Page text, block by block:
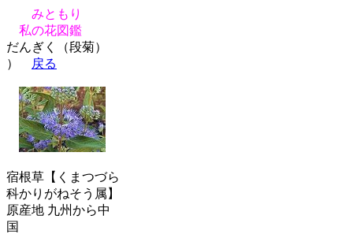
みともり
私の花図鑑
だんぎく（段菊）
）
戻る
宿根草【くまつづら
科かりがねそう属】
原産地 九州から中
国